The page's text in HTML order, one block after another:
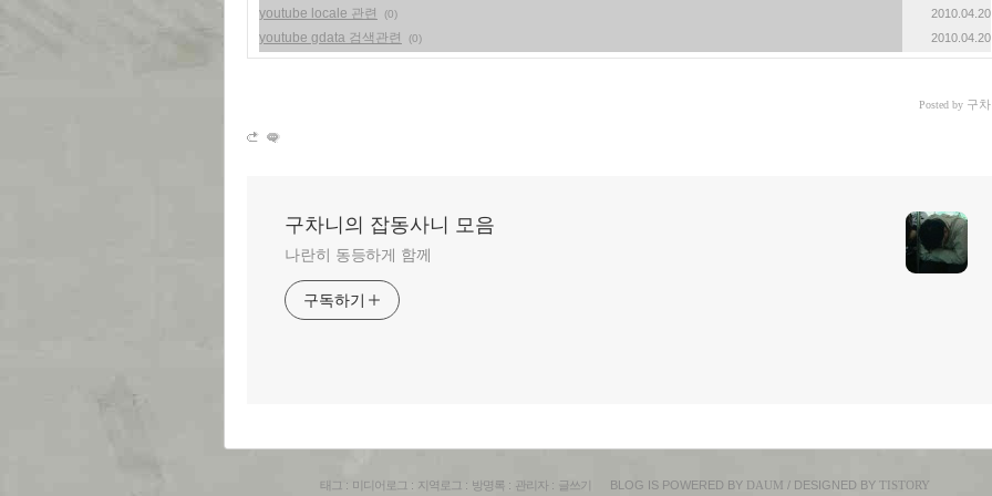
youtube locale 관련 (0) 2010.04.20
youtube gdata 검색관련 (0) 2010.04.20
Posted by 구
구차니의 잡동사니 모음
나란히 동등하게 함께
구독하기
태그 : 미디어로그 : 지역로그 : 방명록 : 관리자 : 글쓰기 BLOG IS POWERED BY DAUM / DESIGNED BY TISTORY